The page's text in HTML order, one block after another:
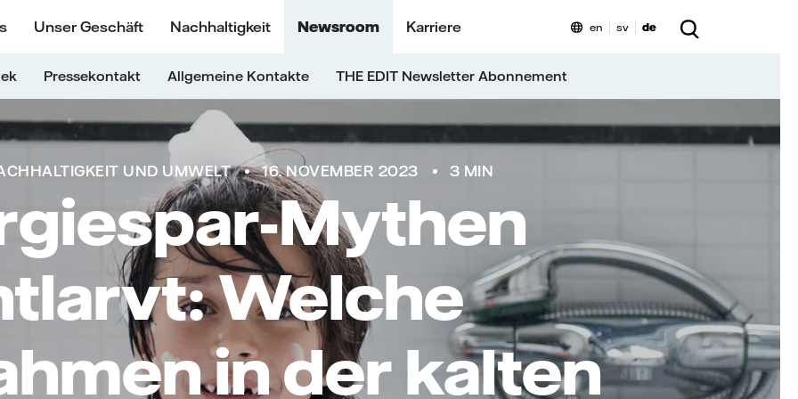
Unser Geschäft Nachhaltigkeit Newsroom Karriere
Pressekontakt Allgemeine Kontakte THE EDIT Newsletter Abonnement
en sv de
UND UMWELT 16. NOVEMBER 2023 3 MIN
Mythen
Welche
in der kalten